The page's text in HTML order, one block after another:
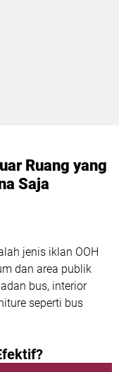
Ruang yang
Saja
jenis iklan OOH
dan area publik
bus, interior
seperti bus